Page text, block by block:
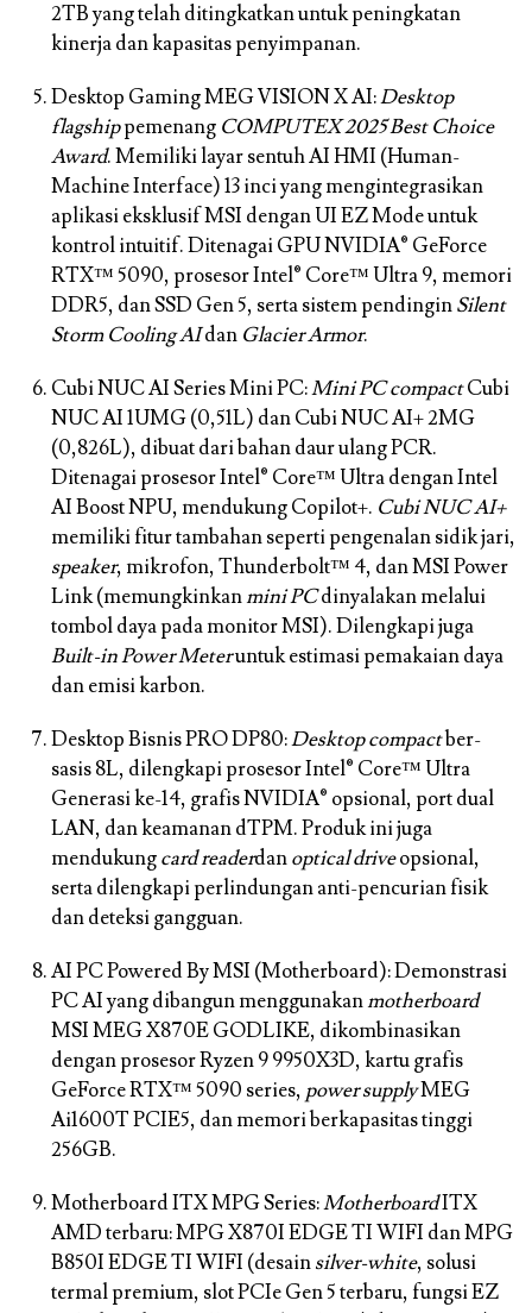
2TB yang telah ditingkatkan untuk peningkatan
kinerja dan kapasitas penyimpanan.
Desktop Gaming MEG VISION X AI:Desktop
flagshippemenang COMPUTEX 2025 Best Choice
Award. Memiliki layar sentuh AI HMI (Human-
Machine Interface) 13 inci yang mengintegrasikan
aplikasi eksklusif MSI dengan UI EZ Mode untuk
kontrol intuitif. Ditenagai GPU NVIDIA® GeForce
RTX™ 5090, prosesor Intel® Core™ Ultra 9, memori
DDR5, dan SSD Gen 5, serta sistem pendinginSilent
Storm Cooling AIdan Glacier Armor.
Cubi NUC AI Series Mini PC:Mini PC compactCubi
NUC AI 1UMG (0,51L) dan Cubi NUC AI+ 2MG
(0,826L), dibuat dari bahan daur ulang PCR.
Ditenagai prosesor Intel® Core™ Ultra dengan Intel
AI Boost NPU, mendukung Copilot+. Cubi NUC AI+
memiliki fitur tambahan seperti pengenalan sidik jari,
speaker, mikrofon, Thunderbolt™ 4, dan MSI Power
Link (memungkinkanmini PCdinyalakan melalui
tombol daya pada monitor MSI). Dilengkapi juga
Built-in Power Meteruntuk estimasi pemakaian daya
dan emisi karbon.
Desktop Bisnis PRO DP80:Desktop compactber-
sasis 8L, dilengkapi prosesor Intel® Core™ Ultra
Generasi ke-14, grafis NVIDIA® opsional, port dual
LAN, dan keamanan dTPM. Produk ini juga
mendukungcard readerdanoptical driveopsional,
serta dilengkapi perlindungan anti-pencurian fisik
dan deteksi gangguan.
AI PC Powered By MSI (Motherboard):Demonstrasi
PC AI yang dibangun menggunakanmotherboard
MSI MEG X870E GODLIKE, dikombinasikan
dengan prosesor Ryzen 9 9950X3D, kartu grafis
GeForce RTX™ 5090 series, power supplyMEG
Ai1600T PCIE5, dan memori berkapasitas tinggi
256GB.
Motherboard ITX MPG Series:MotherboardITX
AMD terbaru: MPG X870I EDGE TI WIFI dan MPG
B850I EDGE TI WIFI (desainsilver-white, solusi
termal premium, slot PCIe Gen 5 terbaru, fungsi EZ